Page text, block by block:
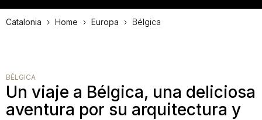
Catalonia › Home › Europa › Bélgica
BÉLGICA
Un viaje a Bélgica, una deliciosa
aventura por su arquitectura y